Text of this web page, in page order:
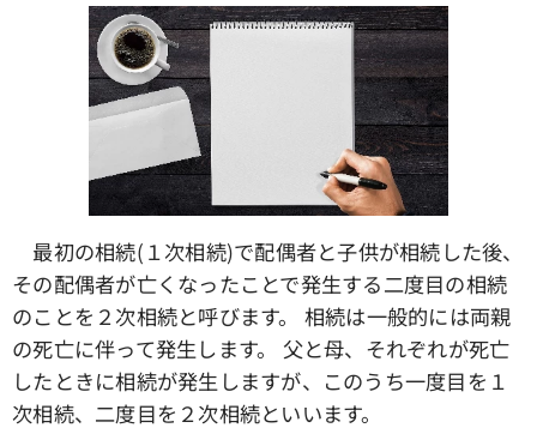
最初の相続(１次相続)で配偶者と子供が相続した後、
その配偶者が亡くなったことで発生する二度目の相続
のことを２次相続と呼びます。 相続は一般的には両親
の死亡に伴って発生します。 父と母、それぞれが死亡
したときに相続が発生しますが、このうち一度目を１
次相続、二度目を２次相続といいます。